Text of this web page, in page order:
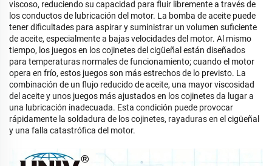
viscoso, reduciendo su capacidad para fluir libremente a través de
los conductos de lubricación del motor. La bomba de aceite puede
tener dificultades para aspirar y suministrar un volumen suficiente
de aceite, especialmente a bajas velocidades del motor. Al mismo
tiempo, los juegos en los cojinetes del cigüeñal están diseñados
para temperaturas normales de funcionamiento; cuando el motor
opera en frío, estos juegos son más estrechos de lo previsto. La
combinación de un flujo reducido de aceite, una mayor viscosidad
del aceite y unos juegos más ajustados en los cojinetes da lugar a
una lubricación inadecuada. Esta condición puede provocar
rápidamente la soldadura de los cojinetes, rayaduras en el cigüeñal
y una falla catastrófica del motor.